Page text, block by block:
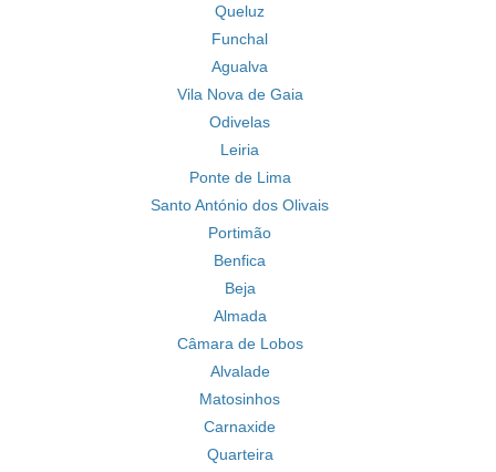
Queluz
Funchal
Agualva
Vila Nova de Gaia
Odivelas
Leiria
Ponte de Lima
Santo António dos Olivais
Portimão
Benfica
Beja
Almada
Câmara de Lobos
Alvalade
Matosinhos
Carnaxide
Quarteira